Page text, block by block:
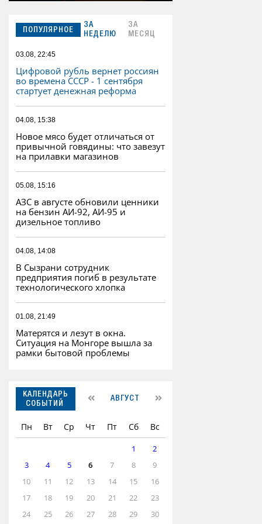
ПОПУЛЯРНОЕ
ЗА
НЕДЕЛЮ
ЗА
МЕСЯЦ
03.08, 22:45
Цифровой рубль вернет россиян
во времена СССР - 1 сентября
стартует денежная реформа
04.08, 15:38
Новое мясо будет отличаться от
привычной говядины: что завезут
на прилавки магазинов
05.08, 15:16
АЗС в августе обновили ценники
на бензин АИ-92, АИ-95 и
дизельное топливо
04.08, 14:08
В Сызрани сотрудник
предприятия погиб в результате
технологического хлопка
01.08, 21:49
Матерятся и лезут в окна.
Ситуация на Монгоре вышла за
рамки бытовой проблемы
КАЛЕНДАРЬ
СОБЫТИЙ
АВГУСТ
Пн Вт Ср Чт Пт Сб Вс
1
2
3
4 5 6 7 8
9
10
11 12 13 14 15
16
17
18 19 20 21 22
23
24
25 26 27 28 29 30